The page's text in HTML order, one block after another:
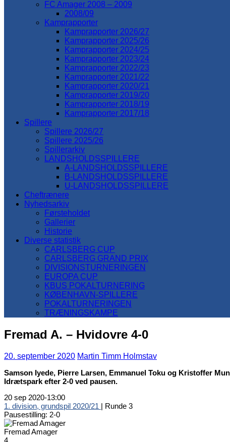
FC Amager 2008 – 2009
2008/09
Kamprapporter
Kamprapporter 2026/27
Kamprapporter 2025/26
Kamprapporter 2024/25
Kamprapporter 2023/24
Kamprapporter 2022/23
Kamprapporter 2021/22
Kamprapporter 2020/21
Kamprapporter 2019/20
Kamprapporter 2018/19
Kamprapporter 2017/18
Spillere
Spillere 2026/27
Spillere 2025/26
Spillerarkiv
LANDSHOLDSSPILLERE
A-LANDSHOLDSSPILLERE
B-LANDSHOLDSSPILLERE
U-LANDSHOLDSSPILLERE
Cheftrænere
Nyhedsarkiv
Førsteholdet
Gallerier
Historie
Diverse statistik
CARLSBERG CUP
CARLSBERG GRAND PRIX
DIVISIONSTURNERINGEN
EUROPA CUP
KBUS POKALTURNERING
KØBENHAVN-SPILLERE
POKALTURNERINGEN
TRÆNINGSKAMPE
Fremad A. – Hvidovre 4-0
20. september 2020 Martin Timm Holmstav
Samson Iyede, Pierre Larsen, Emmanuel Toku og Kristoffer
Idrætspark efter 2-0 ved pausen.
20 sep 2020-13:00
1. division, grundspil 2020/21 | Runde 3
Pausestilling: 2-0
Fremad Amager
4